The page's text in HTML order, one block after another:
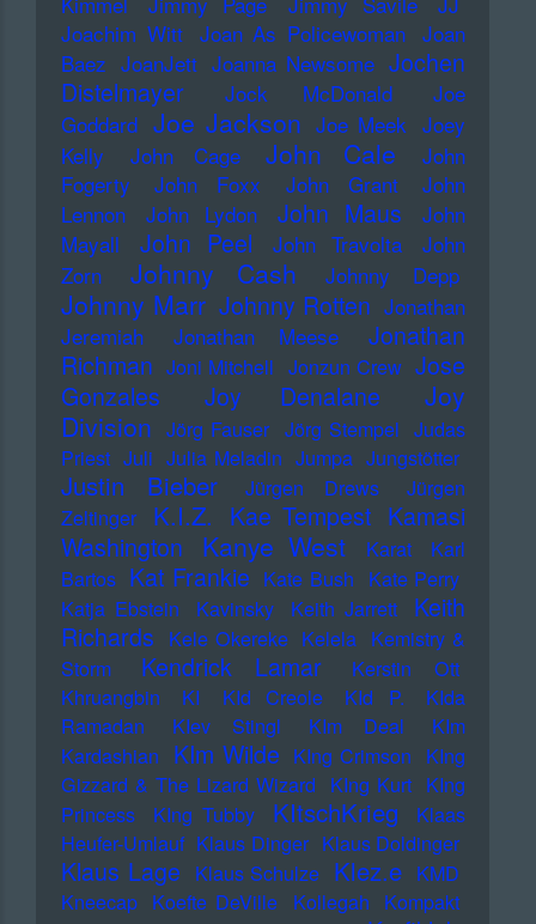
Joachim Witt Joan As Policewoman Joan
Baez JoanJett Joanna Newsome Jochen
Distelmayer
Jock McDonald
Joe
Goddard Joe Jackson Joe Meek Joey
Kelly
John Cage John Cale
John
Fogerty
John Foxx John Grant
John
Lennon
John Lydon John Maus
John
Mayall
John Peel John Travolta
John
Zorn
Johnny Cash Johnny Depp
Johnny Marr Johnny Rotten Jonathan
Jeremiah
Jonathan Meese
Jonathan
Richman Joni Mitchell Jonzun Crew Jose
Gonzales
Joy Denalane
Joy
Division Jörg Fauser Jörg Stempel Judas
Priest Juli Julia Meladin Jumpa Jungstötter
Justin Bieber Jürgen Drews
Jürgen
Zeltinger
K.I.Z. Kae Tempest Kamasi
Washington
Kanye West Karat
Karl
Bartos Kat Frankie Kate Bush Kate Perry
Katja Ebstein
Kavinsky Keith Jarrett
Keith
Richards Kele Okereke Kelela Kemistry &
Storm
Kendrick Lamar
Kerstin Ott
Khruangbin
KI KId Creole KId P.
KIda
Ramadan
KIev Stingl KIm Deal
KIm
Kardashian KIm Wilde KIng Crimson KIng
Gizzard & The Lizard Wizard KIng Kurt KIng
Princess
KIng Tubby KItschKrieg
Klaas
Heufer-Umlauf Klaus Dinger Klaus Doldinger
Klaus Lage Klaus Schulze Klez.e KMD
Kneecap Koefte DeVille Kollegah Kompakt